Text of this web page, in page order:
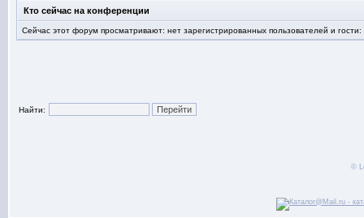
Кто сейчас на конференции
Сейчас этот форум просматривают: нет зарегистрированных пользователей и гости:
Найти:
©